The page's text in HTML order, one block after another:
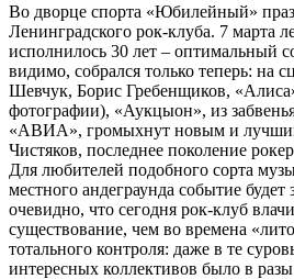
Во дворце спорта «Юбилейный»
Ленинградского рок-клуба. 7 марта
исполнилось 30 лет – оптимальный
видимо, собрался только теперь: на
Шевчук, Борис Гребенщиков,
фотографии), «Аукцыон», из
«АВИА», громыхнут новым и
Чистяков, последнее поколение
Для любителей подобного сорта
местного андеграунда событие
очевидно, что сегодня рок-клуб
существование, чем во времена
тотального контроля: даже в те
интересных коллективов было в